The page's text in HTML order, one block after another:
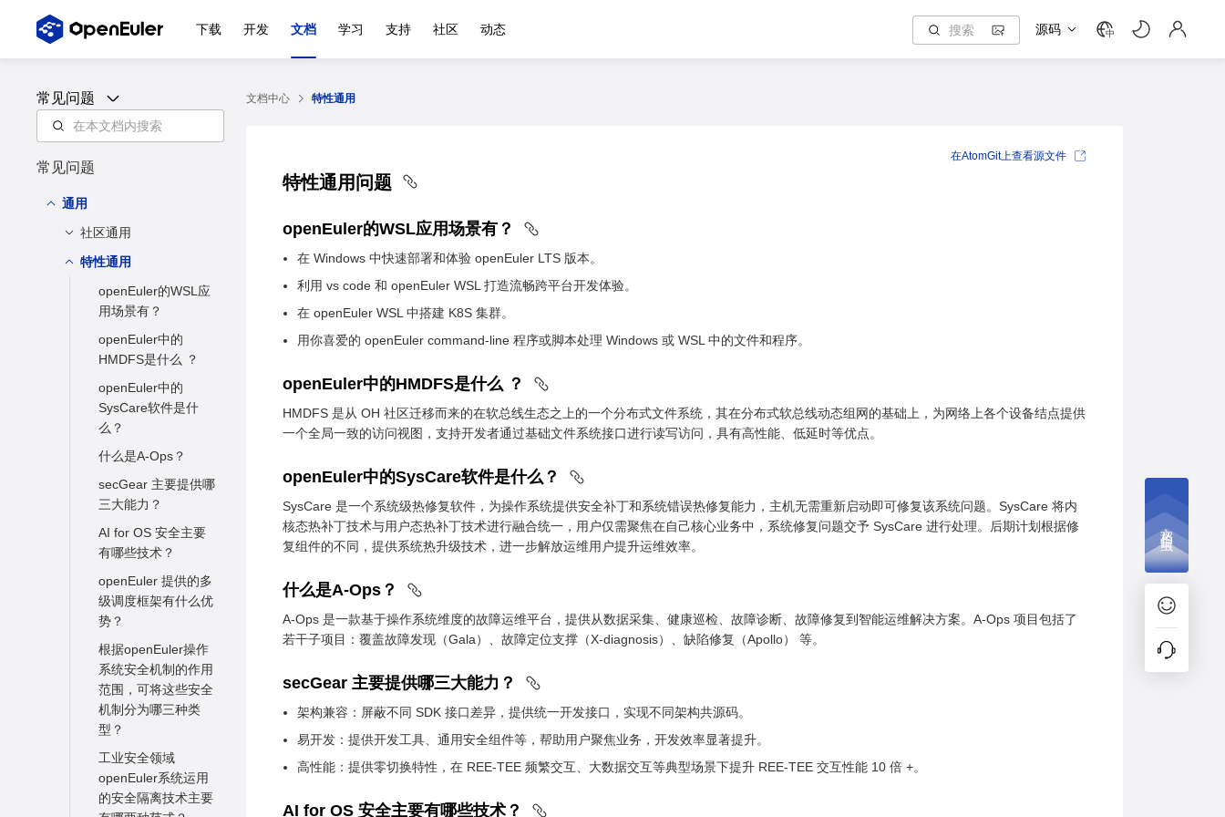
下载 开发 文档 学习 支持 社区 动态 源码 中
常见问题
常见问题
通用
社区通用
openEuler 是什么？
openEuler社区是怎
么样的？
openEuler支持哪些
架构？
openEuler多久发布
一次新版本？
openEuler有哪些SIG
组？要如何加入？
如何贡献openEuler
社区？
从哪些渠道可以获取
openEuler的最新资
讯？可以在哪些平台
和其他openEuler用
户交流？
openEuler社区有哪
些合作伙伴？应用于
哪些行业？
openEuler操作系统
噪声是指什么？
openEuler常用repo
源
特性通用
openEuler的WSL应
用场景有？
openEuler中的
HMDFS是什么 ？
openEuler中的
SysCare软件是什
么？
什么是A-Ops？
secGear 主要提供哪
三大能力？
AI for OS 安全主要
有哪些技术？
openEuler 提供的多
级调度框架有什么优
势？
根据openEuler操作
系统安全机制的作用
范围，可将这些安全
机制分为哪三种类
型？
工业安全领域
openEuler系统运用
的安全隔离技术主要
文档中心 特性通用
特性通用问题
openEuler的WSL应用场景有？
在 Windows 中快速部署和体验 openEuler LTS 版本。
利用 vs code 和 openEuler WSL 打造流畅跨平台开发体验。
在 openEuler WSL 中搭建 K8S 集群。
用你喜爱的 openEuler command-line 程序或脚本处理 Windows 或 WSL 中的文件和程序。
openEuler中的HMDFS是什么 ？
HMDFS 是从 OH 社区迁移而来的在软总线生态之上的一个分布式文件系统，其在分布式软总线动态组网的基础上，为网络上各个设备结点提供
一个全局一致的访问视图，支持开发者通过基础文件系统接口进行读写访问，具有高性能、低延时等优点。
openEuler中的SysCare软件是什么？
SysCare 是一个系统级热修复软件，为操作系统提供安全补丁和系统错误热修复能力，主机无需重新启动即可修复该系统问题。SysCare 将内
核态热补丁技术与用户态热补丁技术进行融合统一，用户仅需聚焦在自己核心业务中，系统修复问题交予 SysCare 进行处理。后期计划根据修
复组件的不同，提供系统热升级技术，进一步解放运维用户提升运维效率。
什么是A-Ops？
A-Ops 是一款基于操作系统维度的故障运维平台，提供从数据采集、健康巡检、故障诊断、故障修复到智能运维解决方案。A-Ops 项目包括了
若干子项目：覆盖故障发现（Gala）、故障定位支撑（X-diagnosis）、缺陷修复（Apollo） 等。
secGear 主要提供哪三大能力？
架构兼容：屏蔽不同 SDK 接口差异，提供统一开发接口，实现不同架构共源码。
易开发：提供开发工具、通用安全组件等，帮助用户聚焦业务，开发效率显著提升。
高性能：提供零切换特性，在 REE-TEE 频繁交互、大数据交互等典型场景下提升 REE-TEE 交互性能 10 倍 +。
AI for OS 安全主要有哪些技术？
在AtomGit上查看源文件